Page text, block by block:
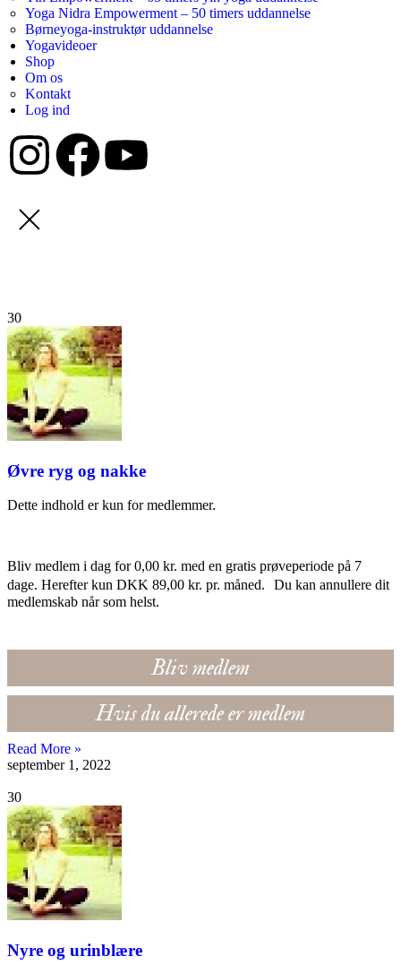
Yoga Nidra Empowerment – 50 timers uddannelse
Børneyoga-instruktør uddannelse
Yogavideoer
Shop
Om os
Kontakt
Log ind
30
Øvre ryg og nakke
Dette indhold er kun for medlemmer.
Bliv medlem i dag for 0,00 kr. med en gratis prøveperiode på 7
dage. Herefter kun DKK 89,00 kr. pr. måned. Du kan annullere dit
medlemskab når som helst.
Bliv medlem
Hvis du allerede er medlem
Read More »
september 1, 2022
30
Nyre og urinblære